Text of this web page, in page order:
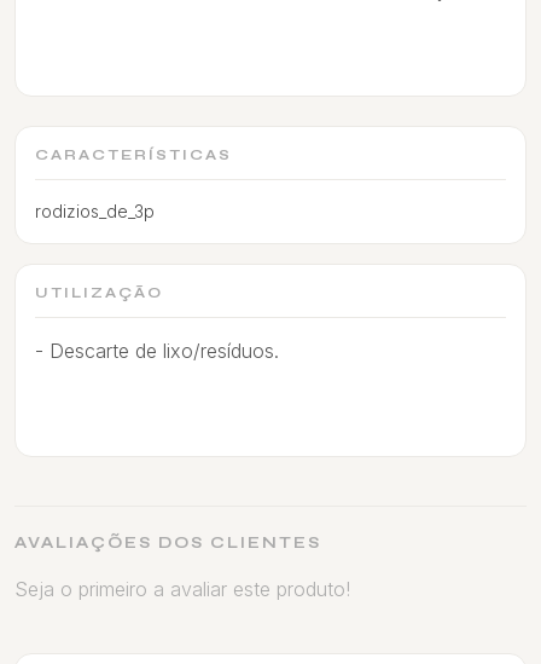
CARACTERÍSTICAS
rodizios_de_3p
UTILIZAÇÃO
- Descarte de lixo/resíduos.
AVALIAÇÕES DOS CLIENTES
Seja o primeiro a avaliar este produto!